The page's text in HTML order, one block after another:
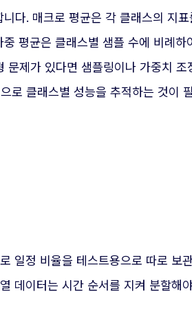
다. 매크로 평균은 각 클래스의 지
평균은 클래스별 샘플 수에 비례
제가 있다면 샘플링이나 가중치
로 클래스별 성능을 추적하는 것이
일정 비율을 테스트용으로 따로
데이터는 시간 순서를 지켜 분할해